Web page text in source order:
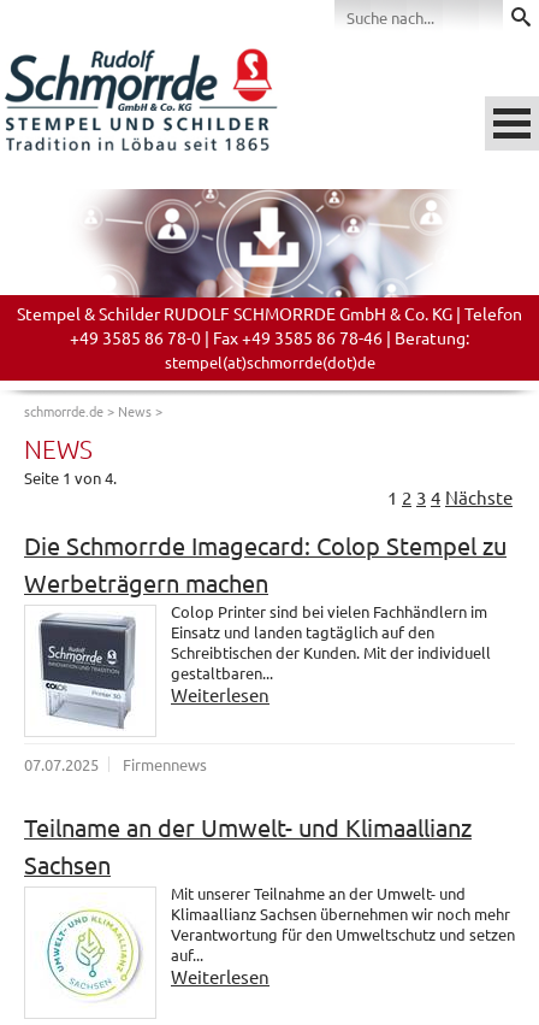
Stempel & Schilder RUDOLF SCHMORRDE GmbH & Co. KG | Telefon
+49 3585 86 78-0 | Fax +49 3585 86 78-46 | Beratung:
stempel(at)schmorrde(dot)de
schmorrde.de> News>
NEWS
Seite 1 von 4.
1 2 3 4 Nächste
Die Schmorrde Imagecard: Colop Stempel zu
Werbeträgern machen
Colop Printer sind bei vielen Fachhändlern im
Einsatz und landen tagtäglich auf den
Schreibtischen der Kunden. Mit der individuell
gestaltbaren...
Weiterlesen
07.07.2025 Firmennews
Teilname an der Umwelt- und Klimaallianz
Sachsen
Mit unserer Teilnahme an der Umwelt- und
Klimaallianz Sachsen übernehmen wir noch mehr
Verantwortung für den Umweltschutz und setzen
auf...
Weiterlesen